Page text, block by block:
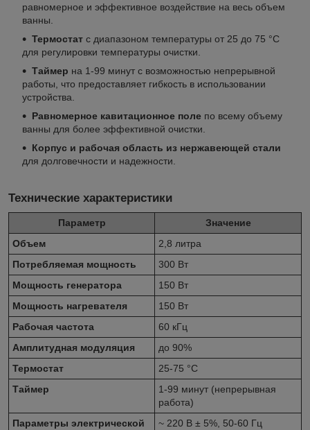
равномерное и эффективное воздействие на весь объем
ванны.
Термостат с диапазоном температуры от 25 до 75 °C
для регулировки температуры очистки.
Таймер на 1-99 минут с возможностью непрерывной
работы, что предоставляет гибкость в использовании
устройства.
Равномерное кавитационное поле по всему объему
ванны для более эффективной очистки.
Корпус и рабочая область из нержавеющей стали
для долговечности и надежности.
Технические характеристики
Параметр
Значение
Объем
2,8 литра
Потребляемая мощность
300 Вт
Мощность генератора
150 Вт
Мощность нагревателя
150 Вт
Рабочая частота
60 кГц
Амплитудная модуляция
до 90%
Термостат
25-75 °C
Таймер
1-99 минут (непрерывная
работа)
Параметры электрической
~ 220 В ± 5%, 50-60 Гц